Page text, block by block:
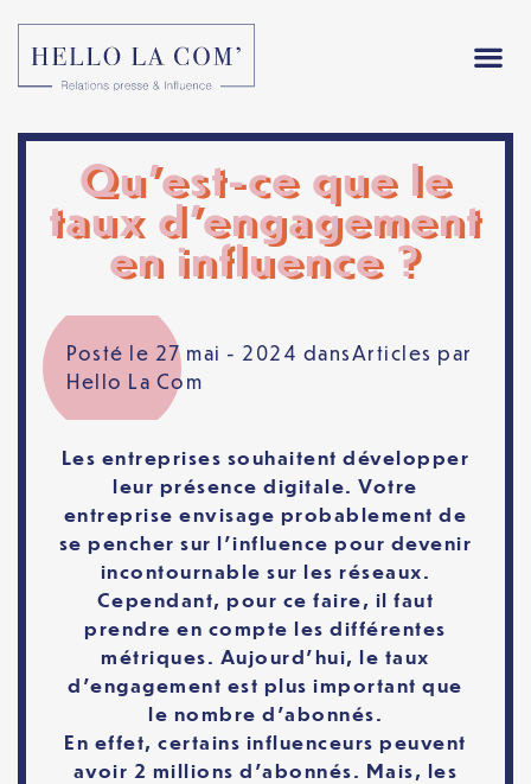
Qu’est-ce que le
taux d’engagement
en influence ?
Posté le 27 mai - 2024 dansArticles par
Hello La Com
Les entreprises souhaitent développer
leur présence digitale. Votre
entreprise envisage probablement de
se pencher sur l’influence pour devenir
incontournable sur les réseaux.
Cependant, pour ce faire, il faut
prendre en compte les différentes
métriques. Aujourd’hui, le taux
d’engagement est plus important que
le nombre d’abonnés.
En effet, certains influenceurs peuvent
avoir 2 millions d’abonnés. Mais, les